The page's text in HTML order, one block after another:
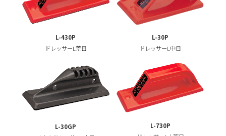
L-430P
ドレッサーL荒目
L-30P
ドレッサーL中目
L-30GP
L-730P